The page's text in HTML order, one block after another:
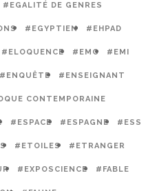
#EGALITÉ DE GENRES
#EGYPTIEN #EHPAD
#ELOQUENCE #EMC #EMI
#ENQUÊTE #ENSEIGNANT
CONTEMPORAINE
#ESPACE #ESPAGNE #ESS
#ETOILES #ETRANGER
#EXPOSCIENCE #FABLE